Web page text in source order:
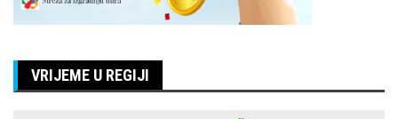
VRIJEME U REGIJI